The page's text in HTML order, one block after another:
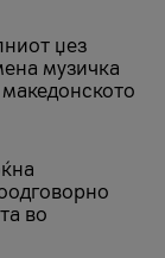
џез
музичка
во